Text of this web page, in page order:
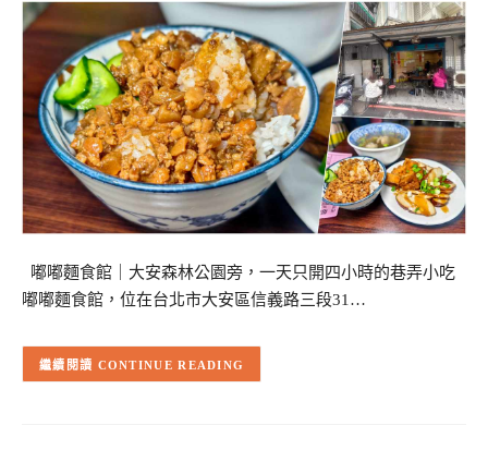
嘟嘟麵食館｜大安森林公園旁，一天只開四小時的巷弄小吃
嘟嘟麵食館，位在台北市大安區信義路三段31…
CONTINUE READING